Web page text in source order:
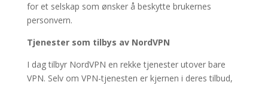
for et selskap som ønsker å beskytte brukernes
personvern.
Tjenester som tilbys av NordVPN
I dag tilbyr NordVPN en rekke tjenester utover bare
VPN. Selv om VPN-tjenesten er kjernen i deres tilbud,